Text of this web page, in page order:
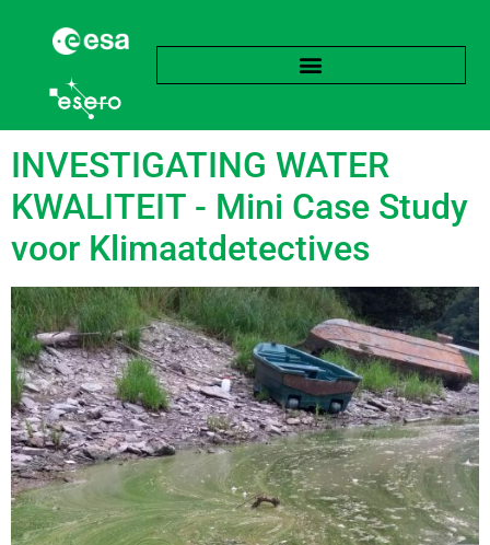
language:Frans
INVESTIGATING WATER
KWALITEIT - Mini Case Study
voor Klimaatdetectives